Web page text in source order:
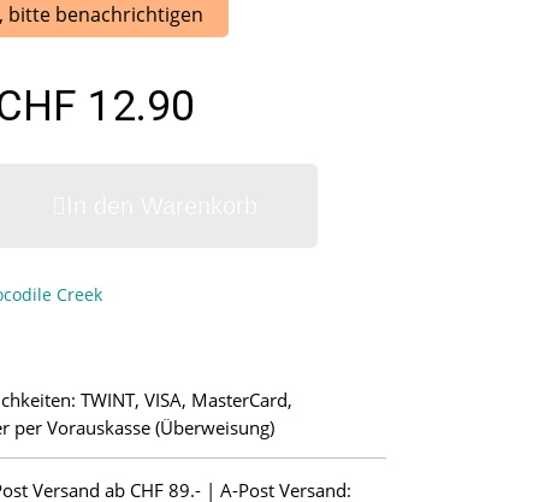
bitte benachrichtigen
12.90
Creek
TWINT, VISA, MasterCard,
per Vorauskasse (Überweisung)
Versand ab CHF 89.- | A-Post Versand: